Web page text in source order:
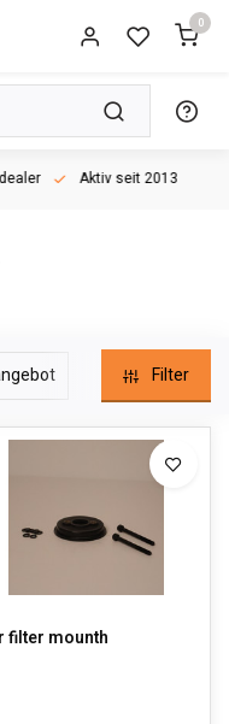
0
Aktiv seit 2013
Filter
filter mounth